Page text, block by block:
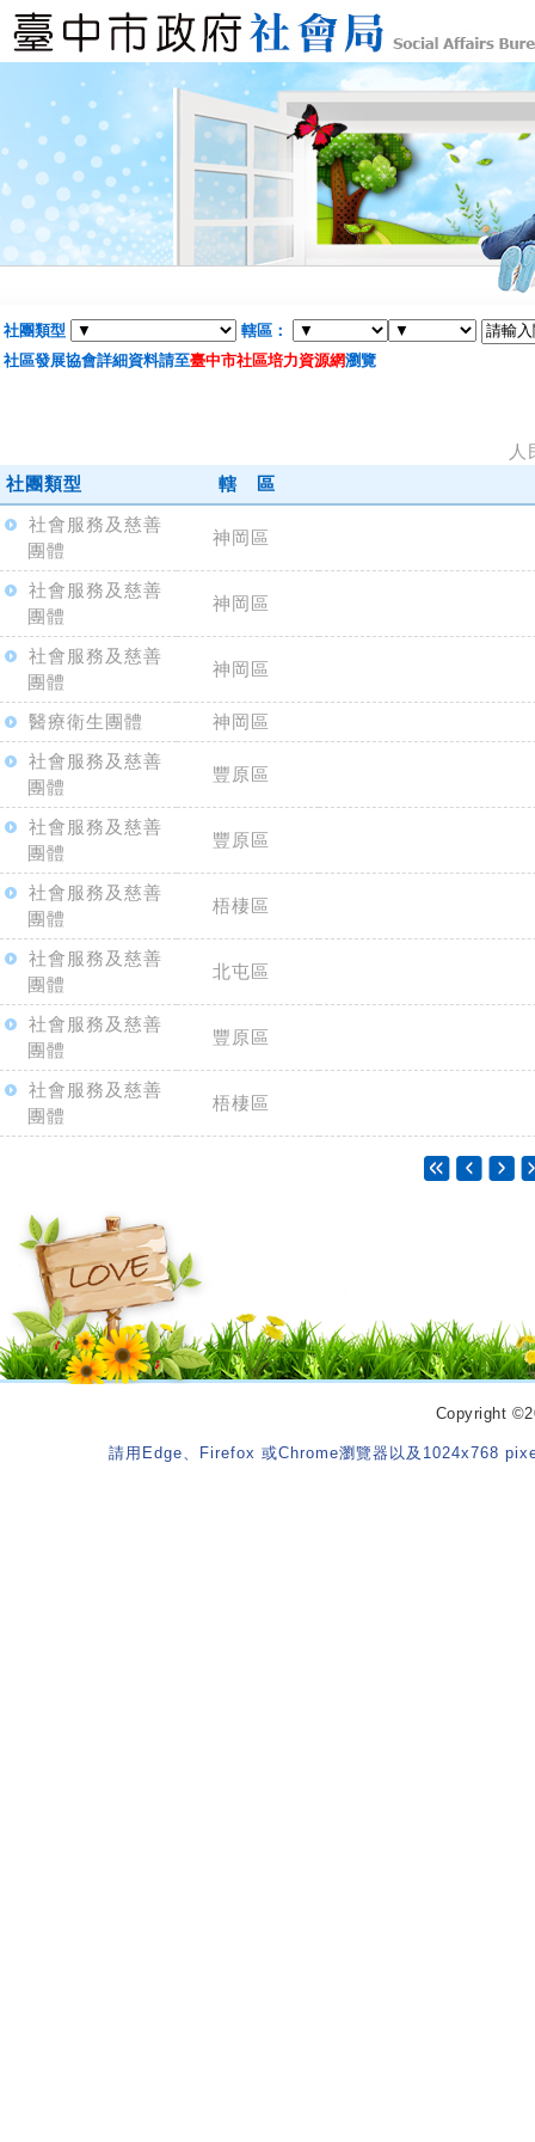
社團類型
轄區：
社區發展協會詳細資料請至臺中市社區培力資源網瀏覽
社團類型
轄 區
社會服務及慈善
團體
神岡區
社會服務及慈善
團體
神岡區
社會服務及慈善
團體
神岡區
醫療衛生團體
神岡區
社會服務及慈善
團體
豐原區
社會服務及慈善
團體
豐原區
社會服務及慈善
團體
梧棲區
社會服務及慈善
團體
北屯區
社會服務及慈善
團體
豐原區
社會服務及慈善
團體
梧棲區
Copyright
請用Edge、Firefox 或Chrome瀏覽器以及1024x768